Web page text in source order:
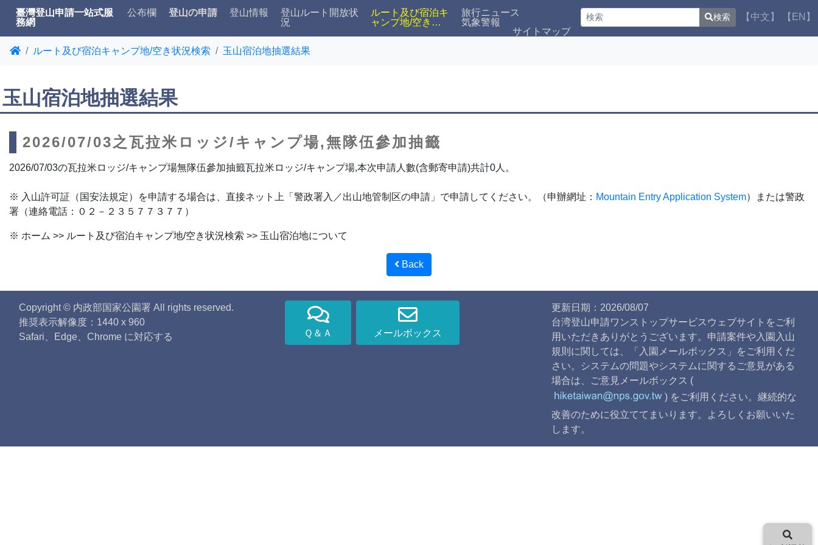
検索 【中文】 【EN】
臺灣登山申請一站式服
務網
公布欄 登山の申請 登山情報
登山ルート開放状
況
ルート及び宿泊キ
ャンプ地/空き状
旅行ニュース
気象警報
サイトマップ
ルート及び宿泊キャンプ地/空き状況検索
玉山宿泊地抽選結果
玉山宿泊地抽選結果
2026/07/03之瓦拉米ロッジ/キャンプ場,無隊伍參加抽籤
2026/07/03の瓦拉米ロッジ/キャンプ場無隊伍參加抽籤瓦拉米ロッジ/キャンプ場,本次申請人數(含郵寄申請)共計0人。
※ 入山許可証（国安法規定）を申請する場合は、直接ネット上「警政署入／出山地管制区の申請」で申請してください。（申辦網址： Mountain Entry Application System）または警政
署（連絡電話：０２－２３５７７３７７）
※ ホーム >> ルート及び宿泊キャンプ地/空き状況検索 >> 玉山宿泊地について
Back
Copyright © 内政部国家公園署 All rights reserved.
推奨表示解像度：1440 x 960
Safari、Edge、Chrome に対応する
Ｑ＆Ａ メールボックス
更新日期：2026/08/07
台湾登山申請ワンストップサービスウェブサイトをご利
用いただきありがとうございます。申請案件や入園入山
規則に関しては、「入園メールボックス」をご利用くだ
さい。システムの問題やシステムに関するご意見がある
場合は、ご意見メールボックス (
) をご利用ください。継続的な
改善のために役立ててまいります。よろしくお願いいた
します。